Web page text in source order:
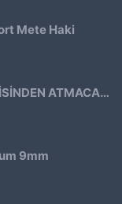
Mete Haki
EMEKLİ EMNİYET GÖREVLİSİNDEN ATMACA 53 KLASİK14
9mm